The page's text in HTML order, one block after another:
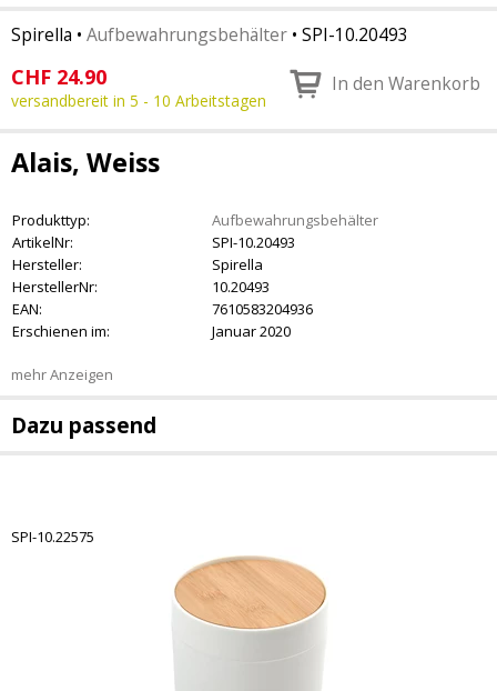
Spirella • Aufbewahrungsbehälter • SPI-10.20493
CHF 24.90
versandbereit in 5 - 10 Arbeitstagen
In den Warenkorb
Alais, Weiss
Produkttyp:
Aufbewahrungsbehälter
ArtikelNr:
SPI-10.20493
Hersteller:
Spirella
HerstellerNr:
10.20493
EAN:
7610583204936
Erschienen im:
Januar 2020
mehr Anzeigen
Dazu passend
SPI-10.22575